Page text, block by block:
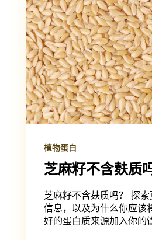
植物蛋白
芝麻籽不含麸质
芝麻籽不含麸质吗？ 探
信息，以及为什么你应该
好的蛋白质来源加入你的